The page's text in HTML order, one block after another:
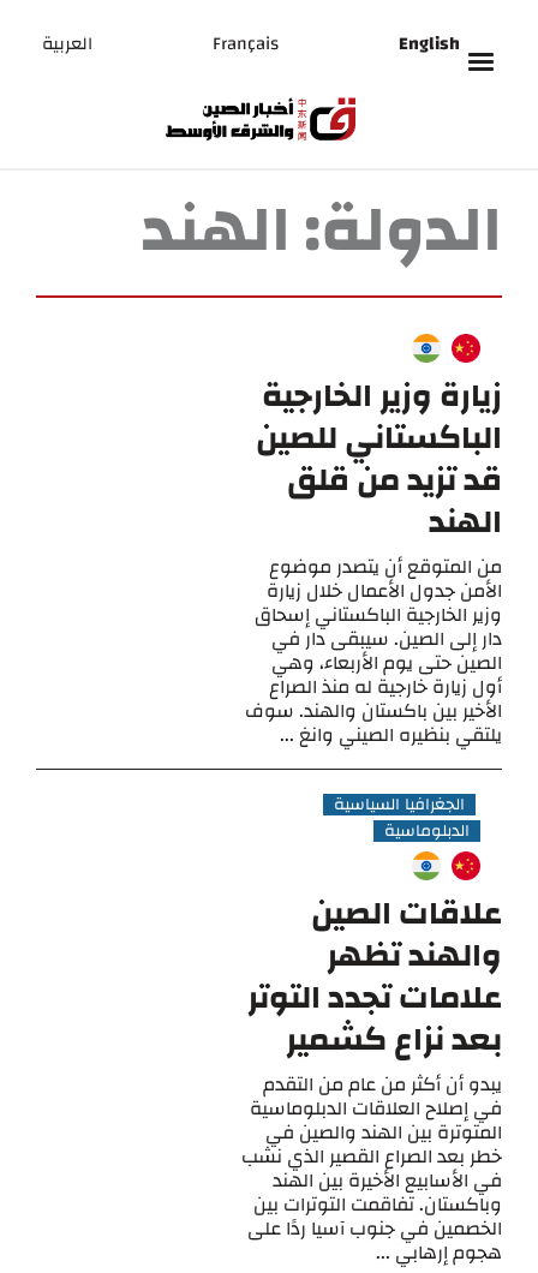
English
Français العربية
الدولة:الهند
زيارة وزير الخارجية
الباكستاني للصين
قد تزيد من قلق
الهند
من المتوقع أن يتصدر موضوع
الأمن جدول الأعمال خلال زيارة
وزير الخارجية الباكستاني إسحاق
دار إلى الصين. سيبقى دار في
الصين حتى يوم الأربعاء، وهي
أول زيارة خارجية له منذ الصراع
الأخير بين باكستان والهند. سوف
يلتقي بنظيره الصيني وانغ ...
الجغرافيا السياسية
الدبلوماسية
علاقات الصين
والهند تظهر
علامات تجدد التوتر
بعد نزاع كشمير
يبدو أن أكثر من عام من التقدم
في إصلاح العلاقات الدبلوماسية
المتوترة بين الهند والصين في
خطر بعد الصراع القصير الذي نشب
في الأسابيع الأخيرة بين الهند
وباكستان. تفاقمت التوترات بين
الخصمين في جنوب آسيا ردًا على
هجوم إرهابي ...